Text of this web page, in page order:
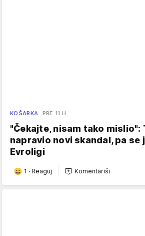
KOŠARKA PRE 11 H
"Čekajte, nisam tako mislio":
napravio novi skandal, pa se
Evroligi
1 · Reaguj Komentariši